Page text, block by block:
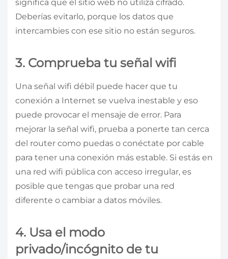
significa que el sitio web no utiliza cifrado.
Deberías evitarlo, porque los datos que
intercambies con ese sitio no están seguros.
3. Comprueba tu señal wifi
Una señal wifi débil puede hacer que tu
conexión a Internet se vuelva inestable y eso
puede provocar el mensaje de error. Para
mejorar la señal wifi, prueba a ponerte tan cerca
del router como puedas o conéctate por cable
para tener una conexión más estable. Si estás en
una red wifi pública con acceso irregular, es
posible que tengas que probar una red
diferente o cambiar a datos móviles.
4. Usa el modo
privado/incógnito de tu